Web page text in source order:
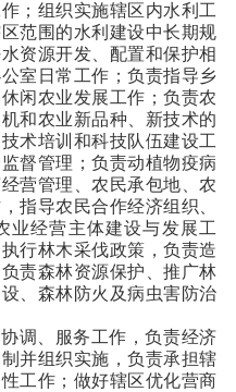
；组织实施辖区内水利工
范围的水利建设中长期规
资源开发、配置和保护相
室日常工作；负责指导乡
闲农业发展工作；负责农
和农业新品种、新技术的
术培训和科技队伍建设工
督管理；负责动植物疫病
营管理、农民承包地、农
指导农民合作经济组织、
业经营主体建设与发展工
行林木采伐政策，负责造
责森林资源保护、推广林
、森林防火及病虫害防治
调、服务工作，负责经济
并组织实施，负责承担辖
工作；做好辖区优化营商